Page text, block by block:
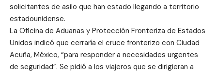
solicitantes de asilo que han estado llegando a territorio
estadounidense.
La Oficina de Aduanas y Protección Fronteriza de Estados
Unidos indicó que cerraría el cruce fronterizo con Ciudad
Acuña, México, “para responder a necesidades urgentes
de seguridad”. Se pidió a los viajeros que se dirigieran a